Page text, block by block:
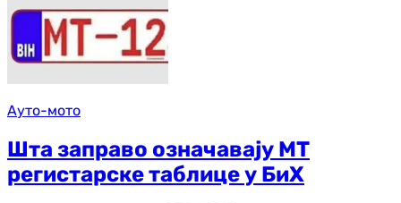
Ауто-мото
Шта заправо означавају МТ
регистарске таблице у БиХ